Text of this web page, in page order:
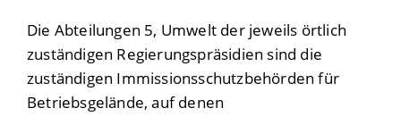
Die Abteilungen 5, Umwelt der jeweils örtlich
zuständigen Regierungspräsidien sind die
zuständigen Immissionsschutzbehörden für
Betriebsgelände, auf denen